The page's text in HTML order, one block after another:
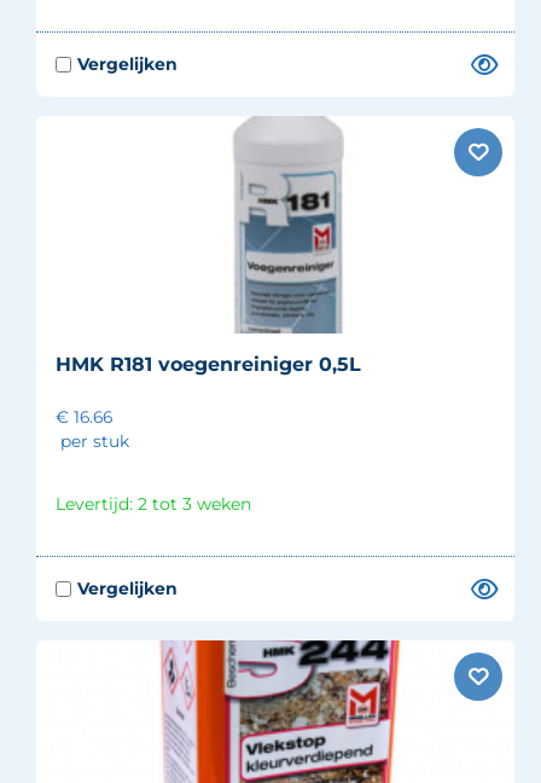
HMK R181 voegenreiniger 0,5L
€ 16.66
per stuk
Levertijd: 2 tot 3 weken